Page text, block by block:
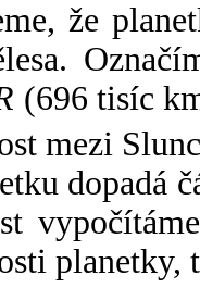
že
(696 tisíc
mezi
dopadá
planetky,